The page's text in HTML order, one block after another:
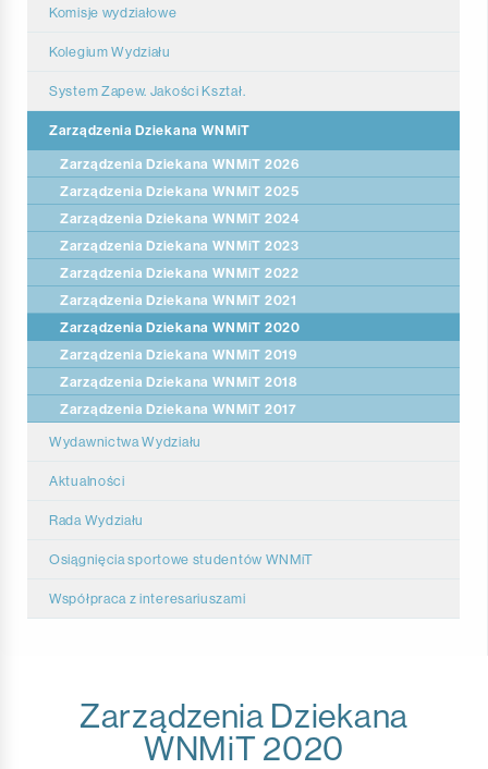
Komisje wydziałowe
Kolegium Wydziału
System Zapew. Jakości Kształ.
Zarządzenia Dziekana WNMiT
Zarządzenia Dziekana WNMiT 2026
Zarządzenia Dziekana WNMiT 2025
Zarządzenia Dziekana WNMiT 2024
Zarządzenia Dziekana WNMiT 2023
Zarządzenia Dziekana WNMiT 2022
Zarządzenia Dziekana WNMiT 2021
Zarządzenia Dziekana WNMiT 2020
Zarządzenia Dziekana WNMiT 2019
Zarządzenia Dziekana WNMiT 2018
Zarządzenia Dziekana WNMiT 2017
Wydawnictwa Wydziału
Informacje o Zeszytach Wydziału Nauk Medycznych i
Aktualności
Rada Wydziału
Uchwały Rady WPT 2019
Osiągnięcia sportowe studentów WNMiT
Współpraca z interesariuszami
Katedra Nauk o Kulturze Fizycznej i Zdrowiu
Zarządzenia Dziekana
WNMiT 2020